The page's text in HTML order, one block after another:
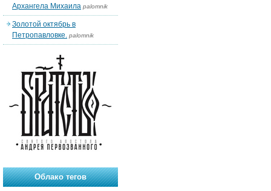
Архангела Михаила palomnik
Золотой октябрь в
Петропавловке. palomnik
Облако тегов